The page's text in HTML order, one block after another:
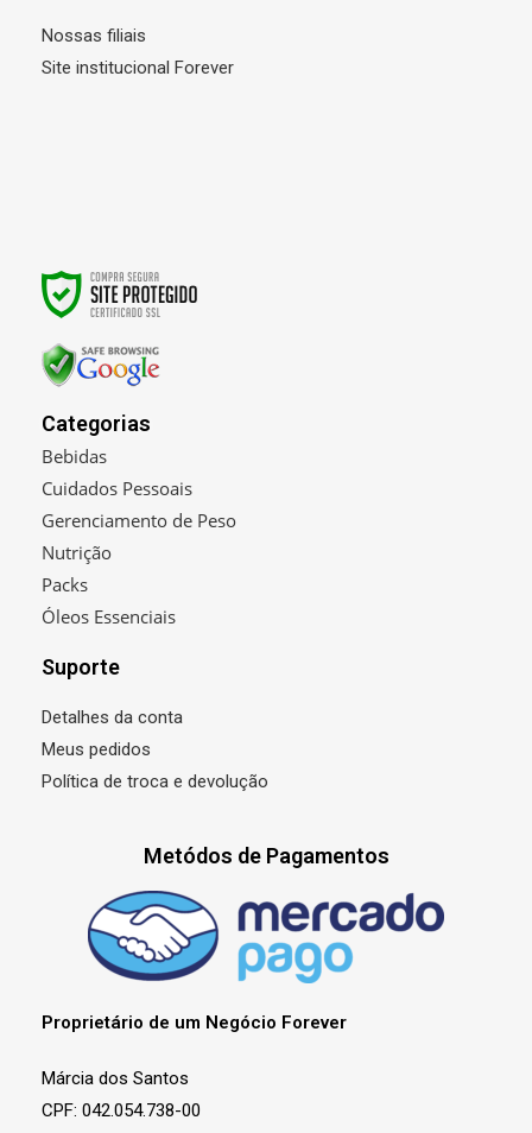
Nossas filiais
Site institucional Forever
Categorias
Bebidas
Cuidados Pessoais
Gerenciamento de Peso
Nutrição
Packs
Óleos Essenciais
Suporte
Detalhes da conta
Meus pedidos
Política de troca e devolução
Metódos de Pagamentos
Proprietário de um Negócio Forever
Márcia dos Santos
CPF: 042.054.738-00